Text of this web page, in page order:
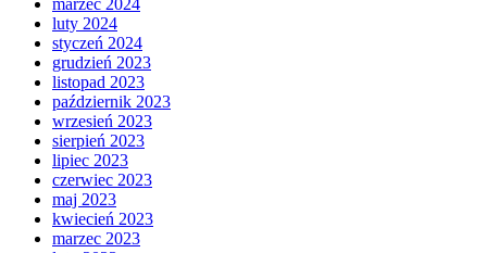
luty 2024
styczeń 2024
grudzień 2023
listopad 2023
październik 2023
wrzesień 2023
sierpień 2023
lipiec 2023
czerwiec 2023
maj 2023
kwiecień 2023
marzec 2023